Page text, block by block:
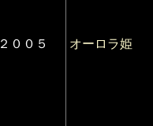
２００５ オーロラ姫